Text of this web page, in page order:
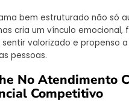
bem estruturado não só
cria um vínculo emocional,
valorizado e propenso
pessoas.
No Atendimento
Competitivo